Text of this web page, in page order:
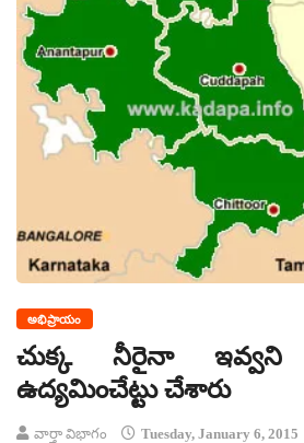
అభిప్రాయం
చుక్క నీరైనా
ఉద్యమించేట్టు చేశారు
వార్తా విభాగం Tuesday, January 6, 2015